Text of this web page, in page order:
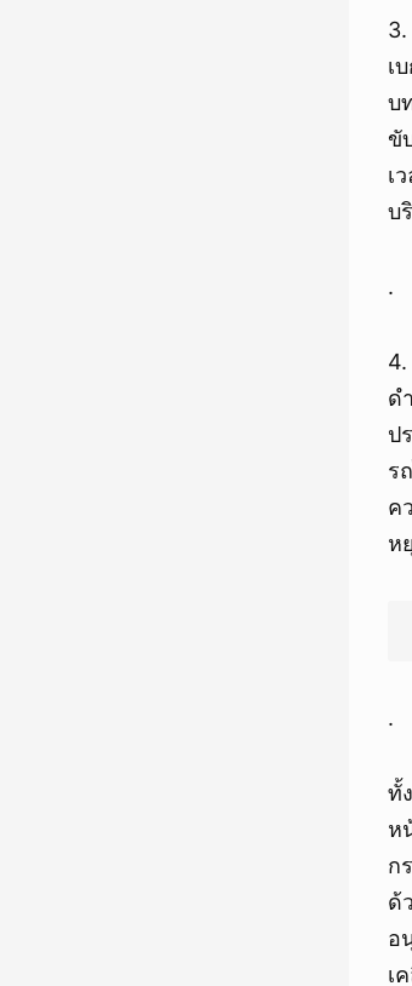
เ
บ
ขั
เ
บ
.
ด
ป
ร
ค
ห
.
ทั้
ห
ก
ด้
อ
เ